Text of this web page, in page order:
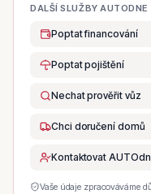
DALŠÍ SLUŽBY AUTODNE
Poptat financování
Poptat pojištění
Nechat prověřit vůz
Chci doručení domů
Kontaktovat
Vaše údaje zpracováváme